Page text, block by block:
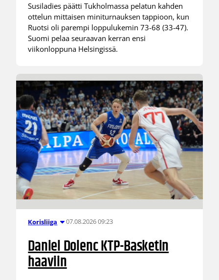
Susiladies päätti Tukholmassa pelatun kahden
ottelun mittaisen miniturnauksen tappioon, kun
Ruotsi oli parempi loppulukemin 73-68 (33-47).
Suomi pelaa seuraavan kerran ensi
viikonloppuna Helsingissä.
Korisliiga 07.08.2026 09:23
Daniel Dolenc KTP-Basketin
haaviin